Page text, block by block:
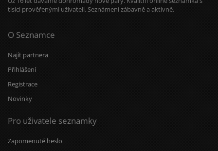
tisíci prověřenými uživateli. Seznámení zábavně a aktivně.
O Seznamce
Najít partnera
Přihlášení
Registrace
Novinky
Pro uživatele seznamky
Zapomenuté heslo